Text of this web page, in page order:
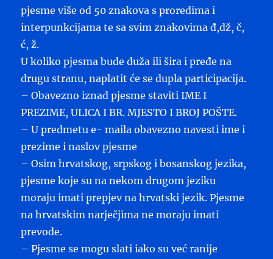
pjesme više od 50 znakova s proredima i
interpunkcijama te sa svim znakovima đ,dž, č,
ć, ž.
U koliko pjesma bude duža ili šira i pređe na
drugu stranu, naplatit će se dupla participacija.
– Obavezno iznad pjesme staviti IME I
PREZIME, ULICA I BR. MJESTO I BROJ POŠTE.
– U predmetu e- maila obavezno navesti ime i
prezime i naslov pjesme
– Osim hrvatskog, srpskog i bosanskog jezika,
pjesme koje su na nekom drugom jeziku
moraju imati prepjev na hrvatski jezik. Pjesme
na hrvatskim narječjima ne moraju imati
prevode.
– Pjesme se mogu slati iako su već ranije